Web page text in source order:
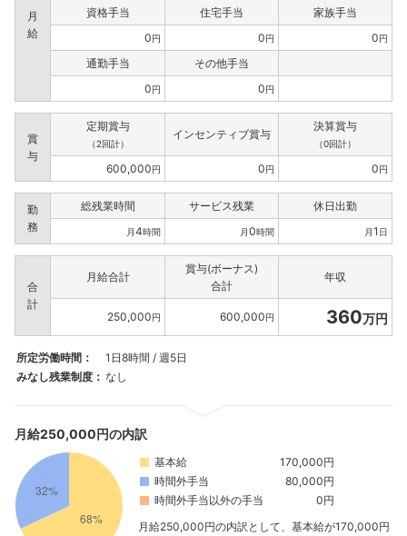
月
給
資格手当 住宅手当
家族手当
0円 0円 0円
通勤手当
その他手当
0円 0円
賞
与
定期賞与
（2回計）
インセンティブ賞与
決算賞与
（0回計）
600,000円 0円 0円
勤
務
総残業時間 サービス残業 休日出勤
月4時間 月0時間 月1 日
合
計
月給合計
賞与(ボーナス)
合計
年収
250,000円 600,000円 360万円
所定労働時間：
1日8時間 / 週5日
みなし残業制度： なし
月給250,000円の内訳
基本給
170,000円
時間外手当
80,000円
時間外手当以外の手当
0円
月給250,000円の内訳として、基本給が170,000円